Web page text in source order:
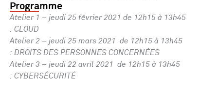
Programme
Atelier 1 – jeudi 25 février 2021 de 12h15 à 13h45
: CLOUD
Atelier 2 – jeudi 25 mars 2021 de 12h15 à 13h45
: DROITS DES PERSONNES CONCERNÉES
Atelier 3 – jeudi 22 avril 2021 de 12h15 à 13h45
: CYBERSÉCURITÉ